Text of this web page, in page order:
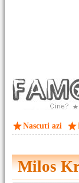
Nascuti azi
Milos